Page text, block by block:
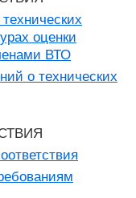
оценки
ВТО
о технических